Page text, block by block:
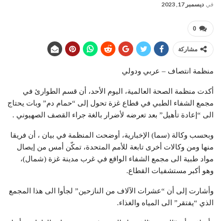
في ديسمبر 17, 2023
0
مشاركة
منظمة انتصاف – عربي ودولي
أكدت منظمة الصحة العالمية، اليوم الأحد، أن قسم الطوارئ في
مجمع الشفاء الطبي في قطاع غزة تحول إلى “حمام دم” وبات يحتاج
الى “إعادة تأهيل” بعد تعرضه لأضرار بالغة جراء القصف الصهيوني .
وبحسب وكالة (سما) الإخبارية، أوضحت المنظمة في بيان ، أن فريقا
منها ومن وكالات أخرى تابعة للأمم المتحدة، تمكّن أمس من إيصال
مواد طبية الى مجمع الشفاء الواقع في غرب مدينة غزة (شمال)،
وهو أكبر مستشفيات القطاع.
وأشارت إلى أن “عشرات الآلاف من النازحين” لجأوا الى هذا المجمع
الذي “يفتقر” الى المياه والغذاء.